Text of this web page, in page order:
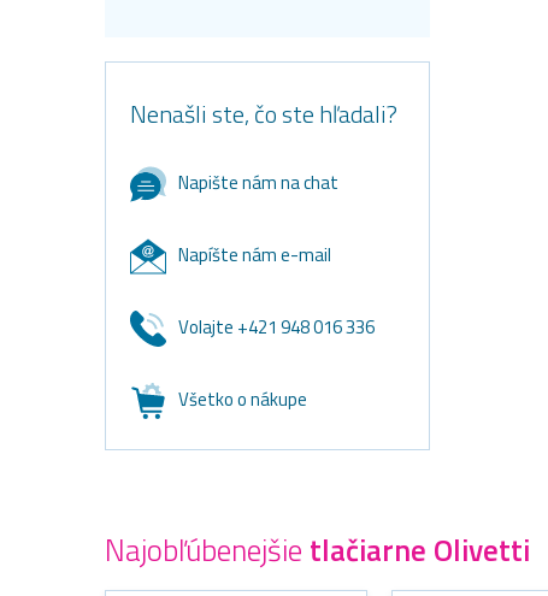
Nenašli ste, čo ste hľadali?
Napište nám na chat
Napíšte nám e-mail
Volajte +421 948 016 336
Všetko o nákupe
Najobľúbenejšie tlačiarne Olivetti